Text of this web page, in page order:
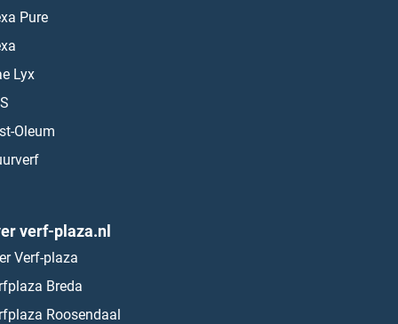
Pure
Lyx
Oleum
verf-plaza.nl
Verf-plaza
Breda
Roosendaal